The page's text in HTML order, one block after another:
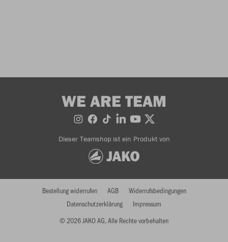
WE ARE TEAM
Dieser Teamshop ist ein Produkt von
© 2026 JAKO AG, Alle Rechte vorbehalten
Bestellung widerrufen AGB
Widerrufsbedingungen
Datenschutzerklärung
Impressum